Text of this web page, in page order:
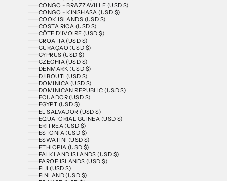
CONGO - BRAZZAVILLE (USD $)
CONGO - KINSHASA (USD $)
COOK ISLANDS (USD $)
COSTA RICA (USD $)
CÔTE D’IVOIRE (USD $)
CROATIA (USD $)
CURAÇAO (USD $)
CYPRUS (USD $)
CZECHIA (USD $)
DENMARK (USD $)
DJIBOUTI (USD $)
DOMINICA (USD $)
DOMINICAN REPUBLIC (USD $)
ECUADOR (USD $)
EGYPT (USD $)
EL SALVADOR (USD $)
EQUATORIAL GUINEA (USD $)
ERITREA (USD $)
ESTONIA (USD $)
ESWATINI (USD $)
ETHIOPIA (USD $)
FALKLAND ISLANDS (USD $)
FAROE ISLANDS (USD $)
FIJI (USD $)
FINLAND (USD $)